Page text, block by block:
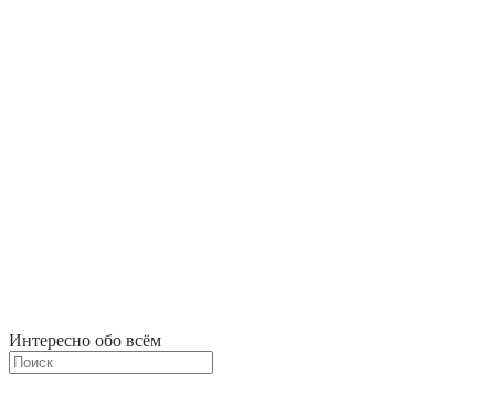
Интересно обо всём